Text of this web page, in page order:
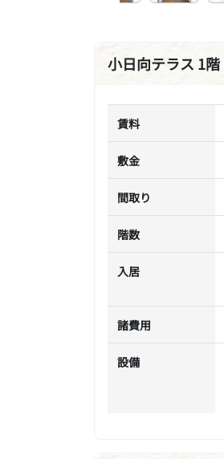
小日向テラス 1階
賃料
敷金
間取り
階数
入居
諸費用
設備